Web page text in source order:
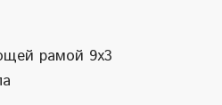
рамой 9х3